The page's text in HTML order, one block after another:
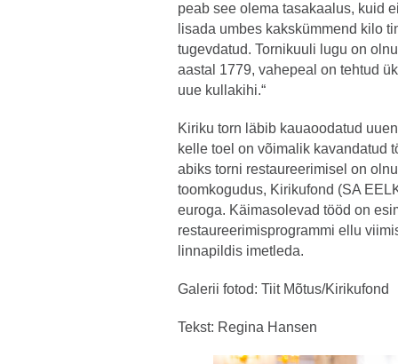
peab see olema tasakaalus, kuid
lisada umbes kakskümmend kilo
tugevdatud. Tornikuuli lugu on
aastal 1779, vahepeal on tehtud
uue kullakihi.“
Kiriku torn läbib kauaoodatud
kelle toel on võimalik kavandatud
abiks torni restaureerimisel on
toomkogudus, Kirikufond (SA
euroga. Käimasolevad tööd on
restaureerimisprogrammi ellu
linnapildis imetleda.
Galerii fotod: Tiit Mõtus/Kirikufond
Tekst: Regina Hansen